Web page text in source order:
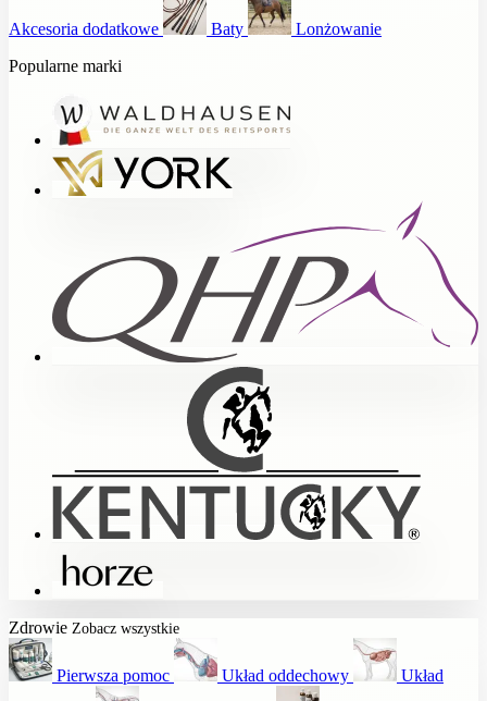
Akcesoria dodatkowe Baty
Lonżowanie
Popularne marki
Zdrowie Zobacz wszystkie
Pierwsza pomoc Układ oddechowy Układ